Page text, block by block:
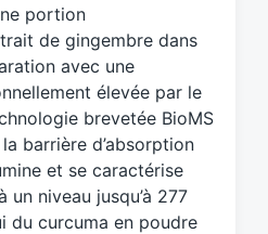
portion
de gingembre dans
avec une
élevée par le
brevetée BioMS
barrière d’absorption
et se caractérise
niveau jusqu’à 277
du curcuma en poudre